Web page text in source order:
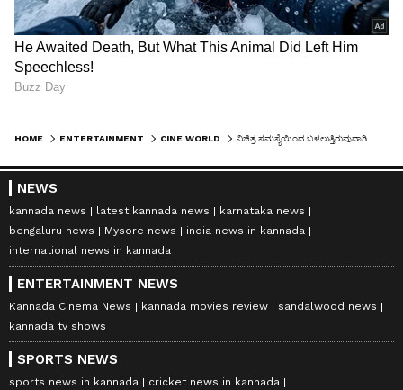
HOME ENTERTAINMENT CINE WORLD
NEWS
kannada news latest kannada news
karnataka news
bengaluru news
Mysore news
india news in kannada
international news in kannada
ENTERTAINMENT NEWS
Kannada Cinema News kannada movies review
sandalwood news
kannada tv shows
SPORTS NEWS
sports news in kannada
cricket news in kannada